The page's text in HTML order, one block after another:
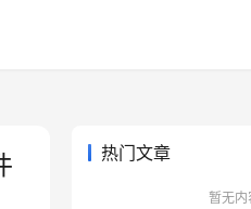
热门文章
暂无内